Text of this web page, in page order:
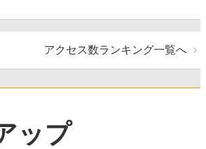
アクセス数ランキング一覧へ
ップ